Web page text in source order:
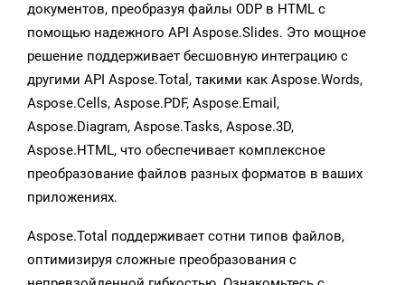
документов, преобразуя файлы ODP в HTML с
помощью надежного API Aspose.Slides. Это мощное
решение поддерживает бесшовную интеграцию с
другими API Aspose.Total, такими как Aspose.Words,
Aspose.Cells, Aspose.PDF, Aspose.Email,
Aspose.Diagram, Aspose.Tasks, Aspose.3D,
Aspose.HTML, что обеспечивает комплексное
преобразование файлов разных форматов в ваших
приложениях.
Aspose.Total поддерживает сотни типов файлов,
оптимизируя сложные преобразования с